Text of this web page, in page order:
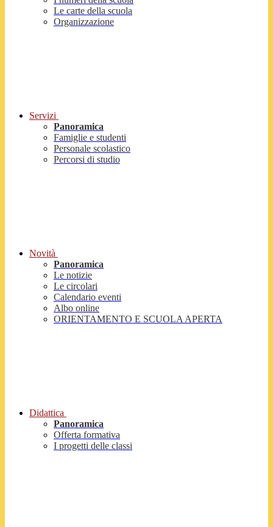
Le carte della scuola
Organizzazione
Servizi
Panoramica
Famiglie e studenti
Personale scolastico
Percorsi di studio
Novità
Panoramica
Le notizie
Le circolari
Calendario eventi
Albo online
ORIENTAMENTO E SCUOLA APERTA
Didattica
Panoramica
Offerta formativa
I progetti delle classi